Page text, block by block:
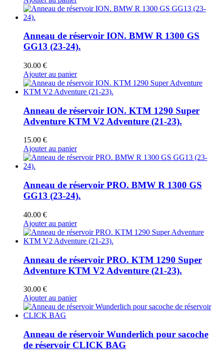
Anneau de réservoir ION. BMW R 1300 GS
GG13 (23-24).
30.00 €
Ajouter au panier
Anneau de réservoir ION. KTM 1290 Super
Adventure KTM V2 Adventure (21-23).
15.00 €
Ajouter au panier
Anneau de réservoir PRO. BMW R 1300 GS
GG13 (23-24).
40.00 €
Ajouter au panier
Anneau de réservoir PRO. KTM 1290 Super
Adventure KTM V2 Adventure (21-23).
30.00 €
Ajouter au panier
Anneau de réservoir Wunderlich pour sacoche
de réservoir CLICK BAG